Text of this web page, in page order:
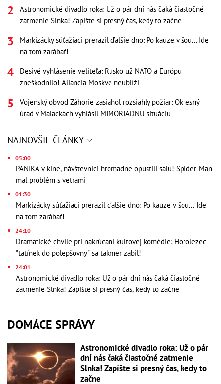
Astronomické divadlo roka: Už o pár dní nás čaká čiastočné
zatmenie Slnka! Zapíšte si presný čas, kedy to začne
Markizácky súťažiaci prerazil ďalšie dno: Po kauze v šou... Ide
na tom zarábať!
Desivé vyhlásenie veliteľa: Rusko už NATO a Európu
zneškodnilo! Aliancia Moskve neublíži
Vojenský obvod Záhorie zasiahol rozsiahly požiar: Okresný
úrad v Malackách vyhlásil MIMORIADNU situáciu
NAJNOVŠIE ČLÁNKY
05:00
PANIKA v kine, návštevníci hromadne opustili sálu! Spider-Man
mal problém s vetrami
01:30
Markizácky súťažiaci prerazil ďalšie dno: Po kauze v šou... Ide
na tom zarábať!
24:10
Dramatické chvíle pri nakrúcaní kultovej komédie: Horolezec
"tatínek do polepšovny" sa takmer zabil!
24:01
Astronomické divadlo roka: Už o pár dní nás čaká čiastočné
zatmenie Slnka! Zapíšte si presný čas, kedy to začne
DOMÁCE SPRÁVY
Astronomické divadlo roka: Už o pár
dní nás čaká čiastočné zatmenie
Slnka! Zapíšte si presný čas, kedy to
začne